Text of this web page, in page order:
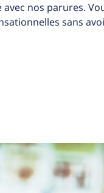
nos parures.
sans